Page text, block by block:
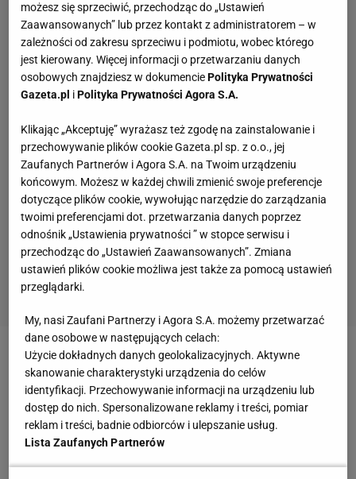
Zobacz wideoOtoczenie Lewandowskiego
zaskoczone sytuacją. "Plan tego nie zakładał"
Kibice Bayernu Monachium odpowiedzieli
możesz się sprzeciwić, przechodząc do „Ustawień
Zaawansowanych” lub przez kontakt z administratorem – w
zależności od zakresu sprzeciwu i podmiotu, wobec którego
jest kierowany. Więcej informacji o przetwarzaniu danych
osobowych znajdziesz w dokumenciePolityka Prywatności
Gazeta.pl iPolityka Prywatności Agora S.A.
Klikając „Akceptuję” wyrażasz też zgodę na zainstalowanie i
przechowywanie plików cookie Gazeta.pl sp. z o.o., jej
Zaufanych Partnerów i Agora S.A. na Twoim urządzeniu
końcowym. Możesz w każdej chwili zmienić swoje preferencje
dotyczące plików cookie, wywołując narzędzie do zarządzania
twoimi preferencjami dot. przetwarzania danych poprzez
odnośnik „Ustawienia prywatności ” w stopce serwisu i
przechodząc do „Ustawień Zaawansowanych”. Zmiana
ustawień plików cookie możliwa jest także za pomocą ustawień
przeglądarki.
My, nasi Zaufani Partnerzy i Agora S.A. możemy przetwarzać
dane osobowe w następujących celach:
Użycie dokładnych danych geolokalizacyjnych. Aktywne
skanowanie charakterystyki urządzenia do celów
identyfikacji. Przechowywanie informacji na urządzeniu lub
dostęp do nich. Spersonalizowane reklamy i treści, pomiar
reklam i treści, badnie odbiorców i ulepszanie usług.
Lista Zaufanych Partnerów